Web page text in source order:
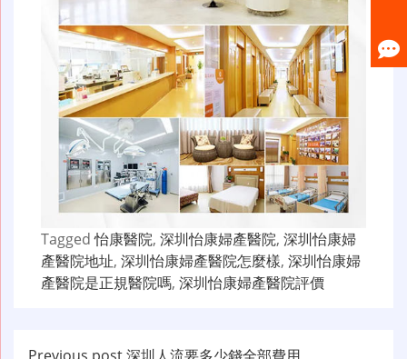
Tagged怡康醫院, 深圳怡康婦產醫院, 深圳怡康婦
產醫院地址, 深圳怡康婦產醫院怎麼樣, 深圳怡康婦
產醫院是正規醫院嗎, 深圳怡康婦產醫院評價